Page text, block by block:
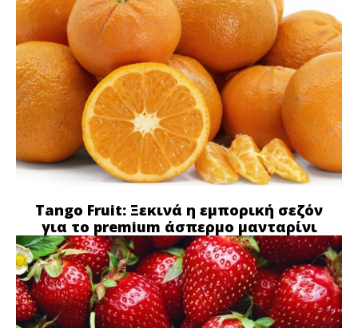
Tango Fruit: Ξεκινά η εμπορική σεζόν
για το premium άσπερμο μανταρίνι